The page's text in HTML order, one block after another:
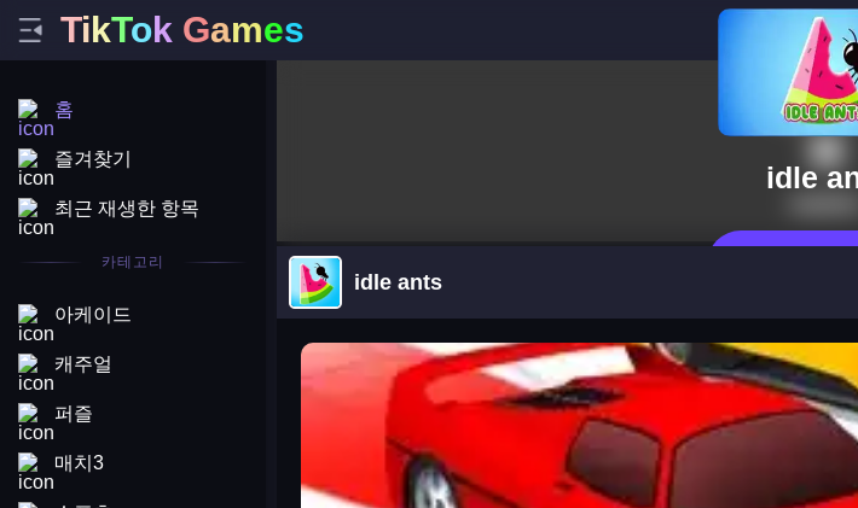
TikTok Games
홈
즐겨찾기
최근 재생한 항목
카테고리
아케이드
캐주얼
퍼즐
매치3
idle
idle ants
arena king